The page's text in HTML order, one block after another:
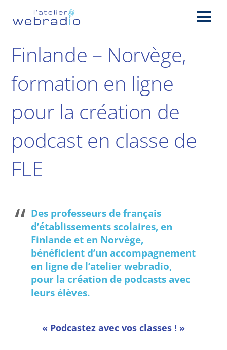
Finlande – Norvège,
formation en ligne
pour la création de
podcast en classe de
FLE
Des professeurs de français
d’établissements scolaires, en
Finlande et en Norvège,
bénéficient d’un accompagnement
en ligne de l’atelier webradio,
pour la création de podcasts avec
leurs élèves.
« Podcastez avec vos classes ! »